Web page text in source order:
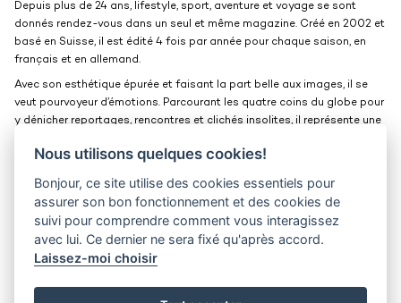
Depuis plus de 24 ans, lifestyle, sport, aventure et voyage se sont
donnés rendez-vous dans un seul et même magazine. Créé en 2002 et
basé en Suisse, il est édité 4 fois par année pour chaque saison, en
français et en allemand.
Avec son esthétique épurée et faisant la part belle aux images, il se
veut pourvoyeur d’émotions. Parcourant les quatre coins du globe pour
y dénicher reportages, rencontres et clichés insolites, il représente une
Contact
Jobs Confidentialité
30° magazine
Nous utilisons quelques cookies!
Bonjour, ce site utilise des cookies essentiels pour
assurer son bon fonctionnement et des cookies de
suivi pour comprendre comment vous interagissez
avec lui. Ce dernier ne sera fixé qu'après accord.
Laissez-moi choisir